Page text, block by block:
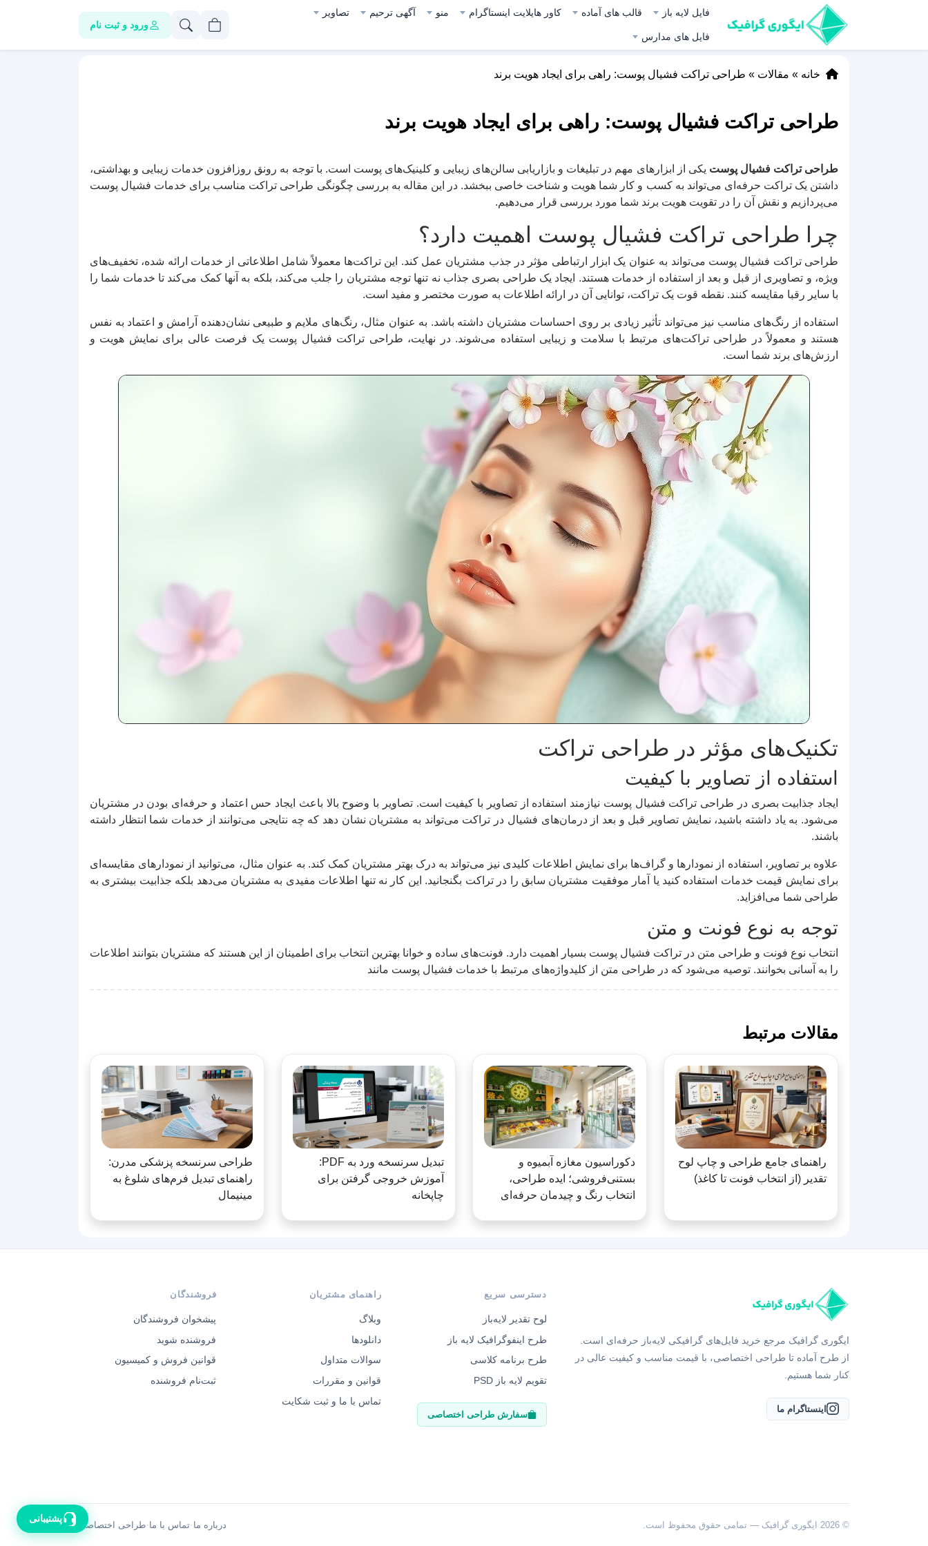
فایل لایه باز قالب های آماده کاور هایلایت اینستاگرام منو آگهی ترحیم تصاویر
فایل های مدارس
ورود و ثبت نام
خانه » مقالات » طراحی تراکت فشیال پوست: راهی برای ایجاد هویت برند
طراحی تراکت فشیال پوست: راهی برای ایجاد هویت برند
طراحی تراکت فشیال پوست یکی از ابزارهای مهم در تبلیغات و بازاریابی سالن‌های زیبایی و کلینیک‌های پوست است. با توجه به رونق روزافزون خدمات زیبایی و بهداشتی،
داشتن یک تراکت حرفه‌ای می‌تواند به کسب و کار شما هویت و شناخت خاصی ببخشد. در این مقاله به بررسی چگونگی طراحی تراکت مناسب برای خدمات فشیال پوست
می‌پردازیم و نقش آن را در تقویت هویت برند شما مورد بررسی قرار می‌دهیم.
چرا طراحی تراکت فشیال پوست اهمیت دارد؟
طراحی تراکت فشیال پوست می‌تواند به عنوان یک ابزار ارتباطی مؤثر در جذب مشتریان عمل کند. این تراکت‌ها معمولاً شامل اطلاعاتی از خدمات ارائه شده، تخفیف‌های
ویژه، و تصاویری از قبل و بعد از استفاده از خدمات هستند. ایجاد یک طراحی بصری جذاب نه تنها توجه مشتریان را جلب می‌کند، بلکه به آنها کمک می‌کند تا خدمات شما را
با سایر رقبا مقایسه کنند. نقطه قوت یک تراکت، توانایی آن در ارائه اطلاعات به صورت مختصر و مفید است.
استفاده از رنگ‌های مناسب نیز می‌تواند تأثیر زیادی بر روی احساسات مشتریان داشته باشد. به عنوان مثال، رنگ‌های ملایم و طبیعی نشان‌دهنده آرامش و اعتماد به نفس
هستند و معمولاً در طراحی تراکت‌های مرتبط با سلامت و زیبایی استفاده می‌شوند. در نهایت، طراحی تراکت فشیال پوست یک فرصت عالی برای نمایش هویت و
ارزش‌های برند شما است.
تکنیک‌های مؤثر در طراحی تراکت
استفاده از تصاویر با کیفیت
ایجاد جذابیت بصری در طراحی تراکت فشیال پوست نیازمند استفاده از تصاویر با کیفیت است. تصاویر با وضوح بالا باعث ایجاد حس اعتماد و حرفه‌ای بودن در مشتریان
می‌شود. به یاد داشته باشید، نمایش تصاویر قبل و بعد از درمان‌های فشیال در تراکت می‌تواند به مشتریان نشان دهد که چه نتایجی می‌توانند از خدمات شما انتظار داشته
باشند.
علاوه بر تصاویر، استفاده از نمودارها و گراف‌ها برای نمایش اطلاعات کلیدی نیز می‌تواند به درک بهتر مشتریان کمک کند. به عنوان مثال، می‌توانید از نمودارهای مقایسه‌ای
برای نمایش قیمت خدمات استفاده کنید یا آمار موفقیت مشتریان سابق را در تراکت بگنجانید. این کار نه تنها اطلاعات مفیدی به مشتریان می‌دهد بلکه جذابیت بیشتری به
طراحی شما می‌افزاید.
توجه به نوع فونت و متن
انتخاب نوع فونت و طراحی متن در تراکت فشیال پوست بسیار اهمیت دارد. فونت‌های ساده و خوانا بهترین انتخاب برای اطمینان از این هستند که مشتریان بتوانند اطلاعات
را به آسانی بخوانند. توصیه می‌شود که در طراحی متن از کلیدواژه‌های مرتبط با خدمات فشیال پوست مانند
مقالات مرتبط
راهنمای جامع طراحی و چاپ لوح
تقدیر (از انتخاب فونت تا کاغذ)
دکوراسیون مغازه آبمیوه و
بستنی‌فروشی؛ ایده طراحی،
انتخاب رنگ و چیدمان حرفه‌ای
تبدیل سرنسخه ورد به PDF:
آموزش خروجی گرفتن برای
چاپخانه
طراحی سرنسخه پزشکی مدرن:
راهنمای تبدیل فرم‌های شلوغ به
مینیمال
ایگوری گرافیک مرجع خرید فایل‌های گرافیکی لایه‌باز حرفه‌ای است.
از طرح آماده تا طراحی اختصاصی، با قیمت مناسب و کیفیت عالی در
کنار شما هستیم.
اینستاگرام ما
دسترسی سریع
لوح تقدیر لایه‌باز
طرح اینفوگرافیک لایه باز
طرح برنامه کلاسی
تقویم لایه باز PSD
سفارش طراحی اختصاصی
راهنمای مشتریان
وبلاگ
دانلودها
سوالات متداول
قوانین و مقررات
تماس با ما و ثبت شکایت
فروشندگان
پیشخوان فروشندگان
فروشنده شوید
قوانین فروش و کمیسیون
ثبت‌نام فروشنده
© 2026 ایگوری گرافیک — تمامی حقوق محفوظ است. درباره ما ·تماس با ما ·طراحی اختصاصی
پشتیبانی